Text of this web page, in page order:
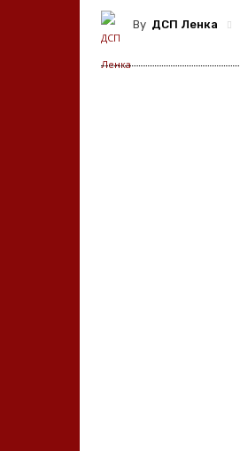
By ДСП Ленка